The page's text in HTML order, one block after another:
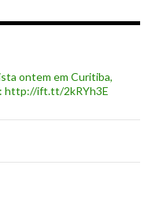
ontem em Curitiba,
http://ift.tt/2kRYh3E